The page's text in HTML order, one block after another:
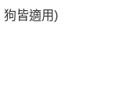
狗皆適用)